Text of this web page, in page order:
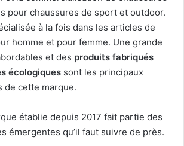
pour chaussures de sport et outdoor.
à la fois dans les articles de
homme et pour femme. Une grande
et des produits fabriqués
écologiques sont les principaux
cette marque.
établie depuis 2017 fait partie des
émergentes qu’il faut suivre de près.